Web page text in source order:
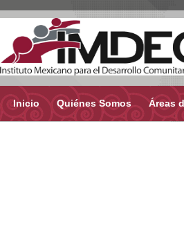
Inicio Quiénes Somos Áreas